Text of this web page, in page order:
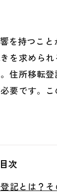
を持つこ
を求めら
住所移転
要です。
目次
記とは？